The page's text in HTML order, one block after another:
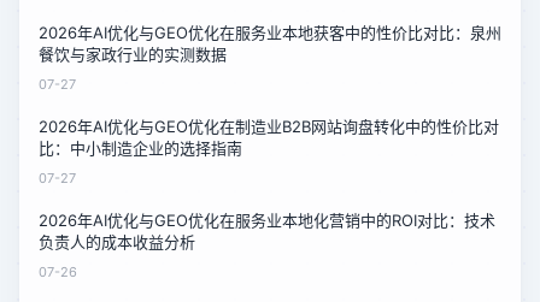
2026年AI优化与GEO优化在服务业本地获客中的性价比对比：泉州
餐饮与家政行业的实测数据
07-27
2026年AI优化与GEO优化在制造业B2B网站询盘转化中的性价比对
比：中小制造企业的选择指南
07-27
2026年AI优化与GEO优化在服务业本地化营销中的ROI对比：技术
负责人的成本收益分析
07-26